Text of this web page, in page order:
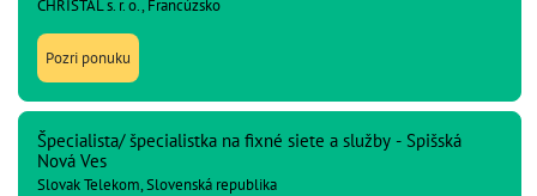
CHRISTAL s. r. o., Francúzsko
Pozri ponuku
Špecialista/ špecialistka na fixné siete a služby - Spišská
Nová Ves
Slovak Telekom, Slovenská republika